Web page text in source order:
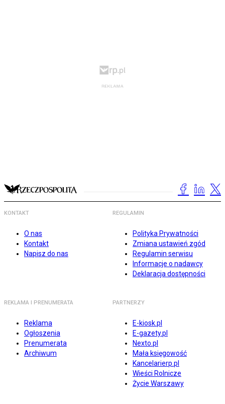
KONTAKT
O nas
Kontakt
Napisz do nas
REGULAMIN
Polityka Prywatności
Zmiana ustawień zgód
Regulamin serwisu
Informacje o nadawcy
Deklaracja dostępności
REKLAMA I PRENUMERATA
Reklama
Ogłoszenia
Prenumerata
Archiwum
PARTNERZY
E-kiosk.pl
E-gazety.pl
Nexto.pl
Mała księgowość
Kancelarierp.pl
Wieści Rolnicze
Życie Warszawy